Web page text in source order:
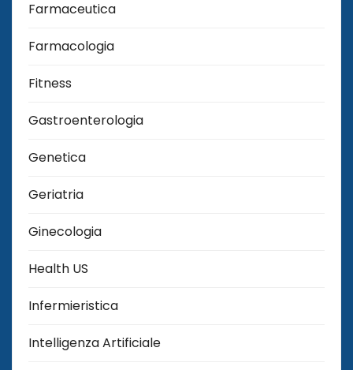
Farmaceutica
Farmacologia
Fitness
Gastroenterologia
Genetica
Geriatria
Ginecologia
Health US
Infermieristica
Intelligenza Artificiale